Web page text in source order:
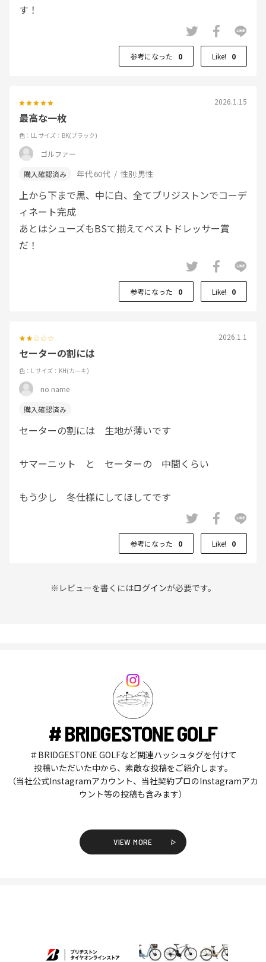
す！
参考になった 0 Like! 0
2026.1.15
最高な一枚
色：LL サイズ：BK(ブラック)
ゴルファー
年代:60代 性別:男性
上から下まで黒、中に白、全てブリジストンでコーデ
ィネート完成
あとはシューズもBSて揃えてベストドレッサー賞
だ！
参考になった 0 Like! 0
2026.1.1
セーターの割には
色：L サイズ：KH(カーキ)
no name
セーターの割には 生地が薄いです
サマーニット と セーターの 中間くらい
もう少し 冬仕様にしてほしてです
参考になった 0 Like! 0
※レビューを書くにはログインが必要です。
# BRIDGESTONE GOLF
＃BRIDGESTONE GOLFなど関連ハッシュタグを付けて
投稿いただいた中から、素敵な投稿をご紹介します。
（当社公式Instagramアカウント、当社契約プロのInstagramアカ
ウント等の投稿も含みます）
VIEW MORE